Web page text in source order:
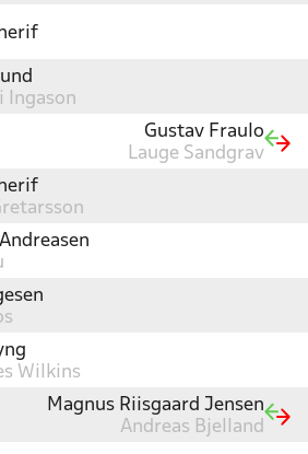
Ingason
Gustav Fraulo
Lauge Sandgrav
Wilkins
Magnus Riisgaard Jensen
Andreas Bjelland